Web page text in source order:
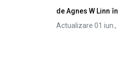
deAgnes W Linn în
Actualizare 01 iun.,